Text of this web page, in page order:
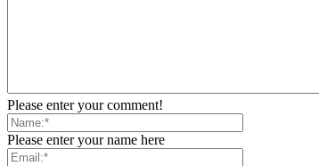
Please enter your comment!
Please enter your name here